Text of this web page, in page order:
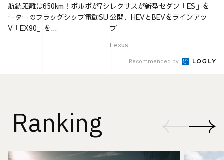
航続距離は650km！ボルボが7シ
ーターのフラッグシップ電動SU
V「EX90」を...
レクサスが新型セダン「ES」を
公開、HEVとBEVをラインアッ
プ
Lexus
Recommended by
Ranking